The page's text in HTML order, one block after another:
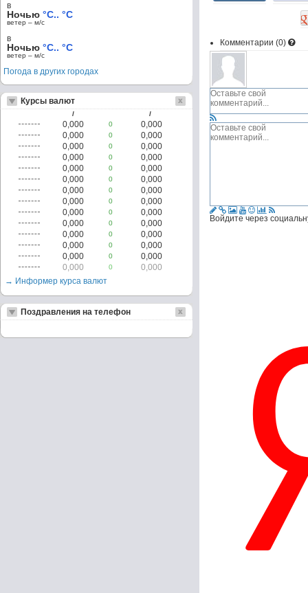
Комментарии (0)
Войдите через
в
Ночью °C.. °C
ветер – м/c
в
Ночью °C.. °C
ветер – м/c
Погода в других городах
Курсы валют
/ /
0,000 0
0,000
0,000
0
0,000
0,000
0
0,000
0,000
0
0,000
0,000
0
0,000
0,000
0
0,000
0,000
0
0,000
0,000
0
0,000
0,000
0
0,000
0,000
0
0,000
0,000
0
0,000
0,000
0
0,000
0,000
0
0,000
0,000
0
0,000
→ Информер курса валют
Поздравления на телефон